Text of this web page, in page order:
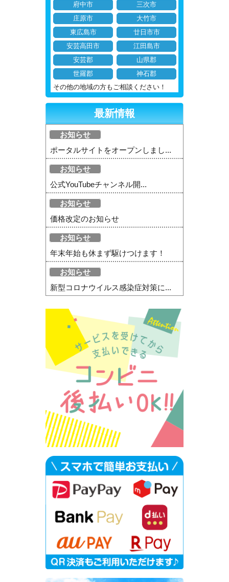
府中市
三次市
庄原市
大竹市
東広島市
廿日市市
安芸高田市
江田島市
安芸郡
山県郡
世羅郡
神石郡
その他の地域の方もご相談ください！
最新情報
お知らせ
ポータルサイトをオープンしまし...
お知らせ
公式YouTubeチャンネル開...
お知らせ
価格改定のお知らせ
お知らせ
年末年始も休まず駆けつけます！
お知らせ
新型コロナウイルス感染症対策に...